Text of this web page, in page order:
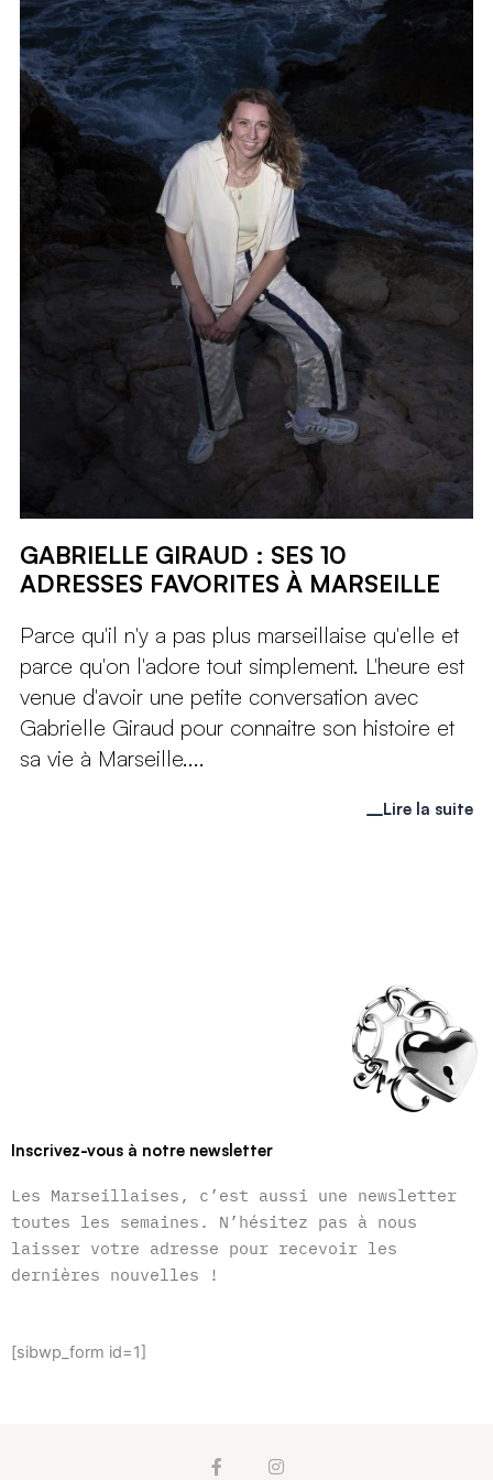
GABRIELLE GIRAUD : SES 10
ADRESSES FAVORITES À MARSEILLE
Parce qu'il n'y a pas plus marseillaise qu'elle et
parce qu'on l'adore tout simplement. L'heure est
venue d'avoir une petite conversation avec
Gabrielle Giraud pour connaitre son histoire et
sa vie à Marseille....
Lire la suite
Inscrivez-vous à notre newsletter
Les Marseillaises, c’est aussi une newsletter
toutes les semaines. N’hésitez pas à nous
laisser votre adresse pour recevoir les
dernières nouvelles !
[sibwp_form id=1]
F
I